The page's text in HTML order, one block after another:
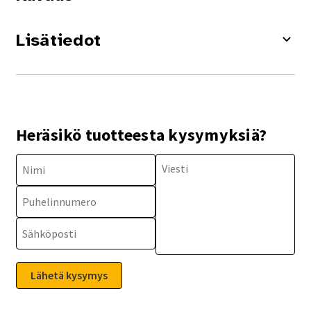
Lisätiedot
Heräsikö tuotteesta kysymyksiä?